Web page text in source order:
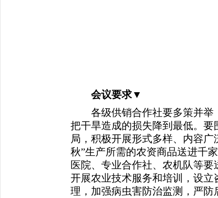
会议要求▼
各级供销合作社要多策并举
把干旱造成的损失降到最低。
局，积极开展形式多样、内容
秋”生产所需的农资商品送进千
医院、专业合作社、农机队等
开展农业技术服务和培训，设
理，加强病虫害防治监测，严